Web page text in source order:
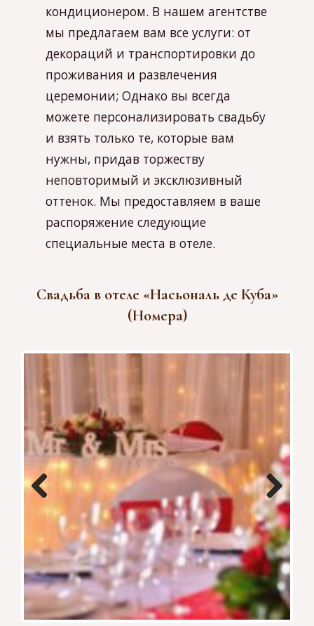
кондиционером. В нашем агентстве
мы предлагаем вам все услуги: от
декораций и транспортировки до
проживания и развлечения
церемонии; Однако вы всегда
можете персонализировать свадьбу
и взять только те, которые вам
нужны, придав торжеству
неповторимый и эксклюзивный
оттенок. Мы предоставляем в ваше
распоряжение следующие
специальные места в отеле.
Свадьба в отеле «Насьональ де Куба»
(Номера)
Previous Next